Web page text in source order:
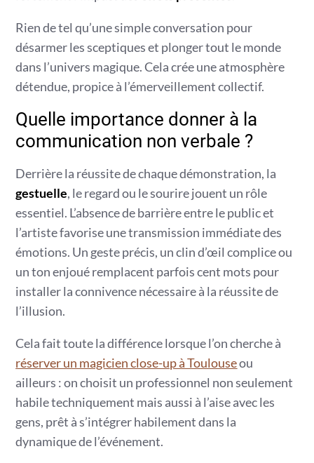
Rien de tel qu’une simple conversation pour
désarmer les sceptiques et plonger tout le monde
dans l’univers magique. Cela crée une atmosphère
détendue, propice à l’émerveillement collectif.
Quelle importance donner à la
communication non verbale ?
Derrière la réussite de chaque démonstration, la
gestuelle, le regard ou le sourire jouent un rôle
essentiel. L’absence de barrière entre le public et
l’artiste favorise une transmission immédiate des
émotions. Un geste précis, un clin d’œil complice ou
un ton enjoué remplacent parfois cent mots pour
installer la connivence nécessaire à la réussite de
l’illusion.
Cela fait toute la différence lorsque l’on cherche à
réserver un magicien close-up à Toulouseou
ailleurs : on choisit un professionnel non seulement
habile techniquement mais aussi à l’aise avec les
gens, prêt à s’intégrer habilement dans la
dynamique de l’événement.